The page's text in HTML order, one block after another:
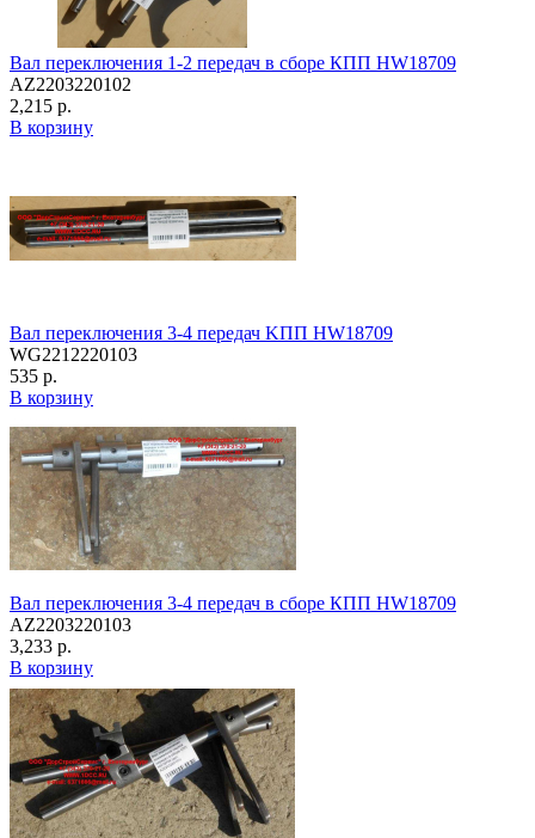
Вал переключения 1-2 передач в сборе КПП HW18709
AZ2203220102
2,215 р.
В корзину
Вал переключения 3-4 передач KПП HW18709
WG2212220103
535 р.
В корзину
Вал переключения 3-4 передач в сборе КПП HW18709
AZ2203220103
3,233 р.
В корзину